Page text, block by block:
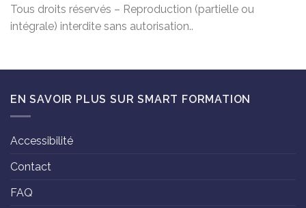
Tous droits réservés – Reproduction (partielle ou
intégrale) interdite sans autorisation..
EN SAVOIR PLUS SUR SMART FORMATION
Accessibilité
Contact
FAQ